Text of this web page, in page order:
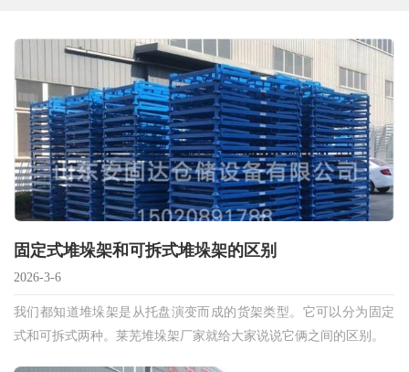
固定式堆垛架和可拆式堆垛架的区别
2026-3-6
我们都知道堆垛架是从托盘演变而成的货架类型。它可以分为固定
式和可拆式两种。莱芜堆垛架厂家就给大家说说它俩之间的区别。